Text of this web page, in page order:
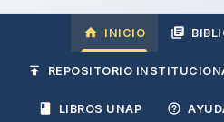
INICIO
REPOSITORIO
LIBROS UNAP